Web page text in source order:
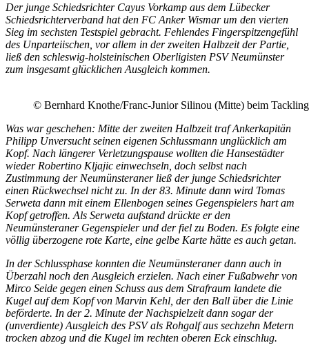
Der junge Schiedsrichter Cayus Vorkamp aus dem Lübecker
Schiedsrichterverband hat den FC Anker Wismar um den vierten
Sieg im sechsten Testspiel gebracht. Fehlendes Fingerspitzengefühl
des Unparteiischen, vor allem in der zweiten Halbzeit der Partie,
ließ den schleswig-holsteinischen Oberligisten PSV Neumünster
zum insgesamt glücklichen Ausgleich kommen.
© Bernhard Knothe/Franc-Junior Silinou (Mitte) beim Tackling
Was war geschehen: Mitte der zweiten Halbzeit traf Ankerkapitän
Philipp Unversucht seinen eigenen Schlussmann unglücklich am
Kopf. Nach längerer Verletzungspause wollten die Hansestädter
wieder Robertino Kljajic einwechseln, doch selbst nach
Zustimmung der Neumünsteraner ließ der junge Schiedsrichter
einen Rückwechsel nicht zu. In der 83. Minute dann wird Tomas
Serweta dann mit einem Ellenbogen seines Gegenspielers hart am
Kopf getroffen. Als Serweta aufstand drückte er den
Neumünsteraner Gegenspieler und der fiel zu Boden. Es folgte eine
völlig überzogene rote Karte, eine gelbe Karte hätte es auch getan.
In der Schlussphase konnten die Neumünsteraner dann auch in
Überzahl noch den Ausgleich erzielen. Nach einer Fußabwehr von
Mirco Seide gegen einen Schuss aus dem Strafraum landete die
Kugel auf dem Kopf von Marvin Kehl, der den Ball über die Linie
beförderte. In der 2. Minute der Nachspielzeit dann sogar der
(unverdiente) Ausgleich des PSV als Rohgalf aus sechzehn Metern
trocken abzog und die Kugel im rechten oberen Eck einschlug.